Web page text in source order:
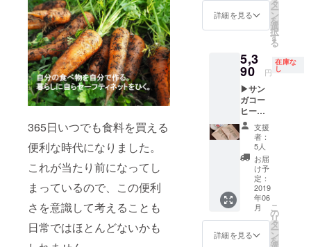
365日いつでも食料を買える
便利な時代になりました。
これが当たり前になってし
まっているので、この便利
さを意識して考えることも
日常ではほとんどないかも
ベント
に合わ
めで
す。 ま
ミュニ
ティ農
園の活
動が始
まった
ころの
農園の
様子と
とも
に、ク
ラウド
ファン
グへの
ベント
ベント
が中止
になっ
たり、
変更に
なる可
能性が
ござい
ますの
で、予
めご了
承くだ
さい。
6月 1日
(土) 田
植え体
験＆稲
上！メ
ロンよ
りも甘
ながり
自然農
園で1，
2を争う
人気商
品のト
ウモロ
コシ
と、そ
の時期
採れた
野菜の
セット
です。
トウモ
ロコシ
1.5キロ
詳細を見る
タ
ー
ン
を
選
択
す
る
5,3
90 円
在庫な
し
▶サン
ガコー
ヒー
「うち
やまコ
ミュニ
ティ農
園」オ
リジナ
ルブレ
ンド
+お礼
メール
◀ しっ
かりと
支援
者：
5人
お届
け予
定：
2019
年06
月
詳細を見る
こ
の
リ
タ
ー
ン
を